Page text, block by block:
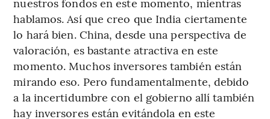
hablamos. Así que creo que India ciertamente
lo hará bien. China, desde una perspectiva de
valoración, es bastante atractiva en este
momento. Muchos inversores también están
mirando eso. Pero fundamentalmente, debido
a la incertidumbre con el gobierno allí también
hay inversores están evitándola en este